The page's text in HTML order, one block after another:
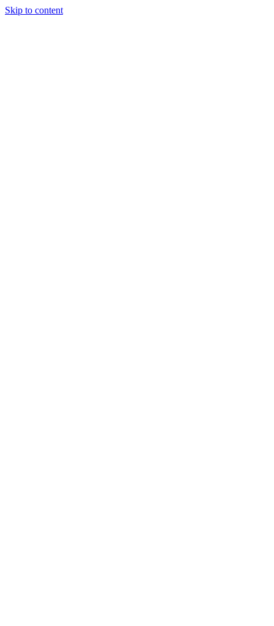
Skip to content